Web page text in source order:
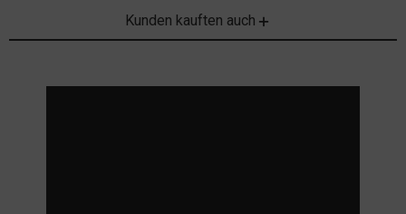
Kunden kauften auch